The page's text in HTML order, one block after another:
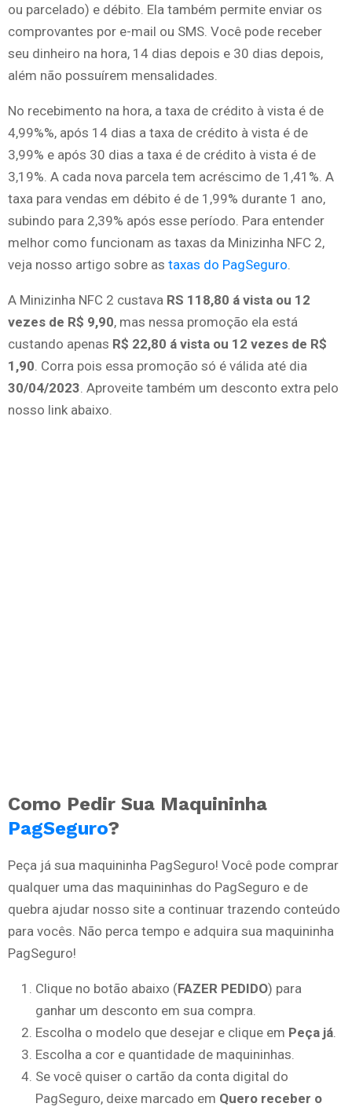
ou parcelado) e débito. Ela também permite enviar os
comprovantes por e-mail ou SMS. Você pode receber
seu dinheiro na hora, 14 dias depois e 30 dias depois,
além não possuírem mensalidades.
No recebimento na hora, a taxa de crédito à vista é de
4,99%%, após 14 dias a taxa de crédito à vista é de
3,99% e após 30 dias a taxa é de crédito à vista é de
3,19%. A cada nova parcela tem acréscimo de 1,41%. A
taxa para vendas em débito é de 1,99% durante 1 ano,
subindo para 2,39% após esse período. Para entender
melhor como funcionam as taxas da Minizinha NFC 2,
veja nosso artigo sobre as taxas do PagSeguro
A Minizinha NFC 2 custava RS 118,80 á vista ou 12
vezes de R$ 9,90, mas nessa promoção ela está
custando apenas R$ 22,80 á vista ou 12 vezes de R$
1,90 . Corra pois essa promoção só é válida até dia
30/04/2023 . Aproveite também um desconto extra pelo
nosso link abaixo.
Como Pedir Sua Maquininha
PagSeguro?
Peça já sua maquininha PagSeguro! Você pode comprar
qualquer uma das maquininhas do PagSeguro e de
quebra ajudar nosso site a continuar trazendo conteúdo
para vocês. Não perca tempo e adquira sua maquininha
PagSeguro!
Clique no botão abaixo (FAZER PEDIDO) para
ganhar um desconto em sua compra.
Escolha o modelo que desejar e clique em Peça já
Escolha a cor e quantidade de maquininhas.
Se você quiser o cartão da conta digital do
PagSeguro, deixe marcado em Quero receber o